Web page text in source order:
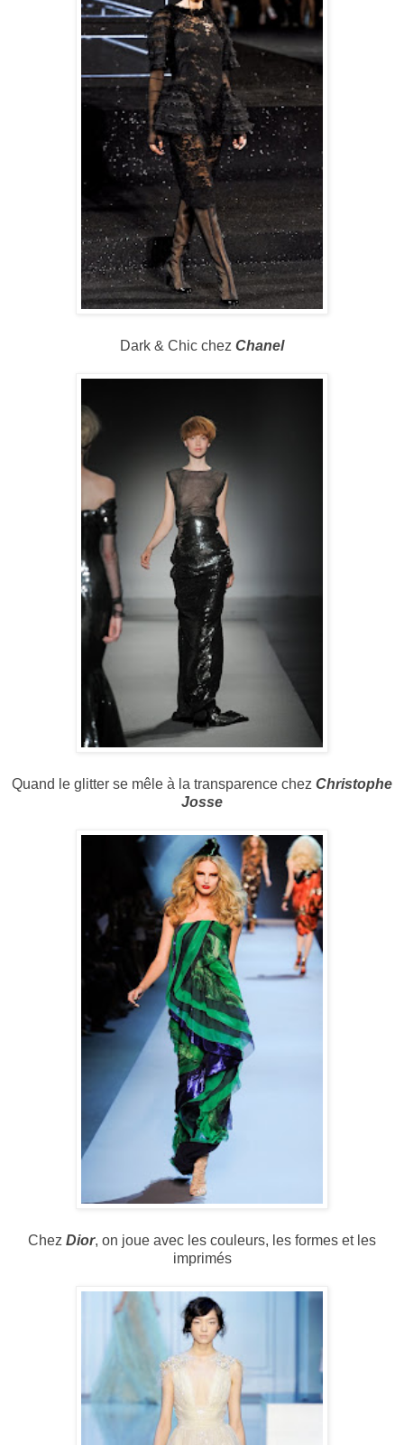
Dark & Chic chez Chanel
Quand le glitter se mêle à la transparence chez Christophe
Josse
Chez Dior, on joue avec les couleurs, les formes et les
imprimés